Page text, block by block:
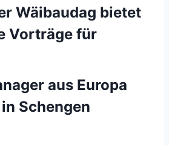
Wäibaudag bietet
Vorträge für
aus Europa
Schengen